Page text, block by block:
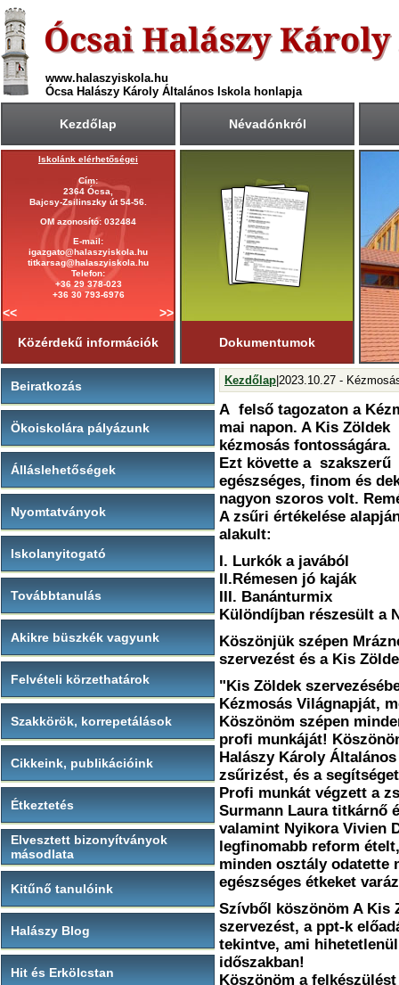
www.halaszyiskola.hu
Ócsa Halászy Károly Általános Iskola honlapja
Kezdőlap Névadónkról
Iskolánk elérhetőségei
Cím:
2364 Ócsa,
Bajcsy-Zsilinszky út 54-56.
OM azonosító: 032484
E-mail:
igazgato@halaszyiskola.hu
titkarsag@halaszyiskola.hu
Telefon:
+36 29 378-023
+36 30 793-6976
Első tanítási nap:
2025. szeptember 1. (hétfő)
Utolsó tanítási nap:
2026. június 19. (péntek)
Tanítási napok száma:
181 nap
Első félév
2026. január 23-igtart.
<< >>
Közérdekű információk Dokumentumok
Beiratkozás
Ökoiskolára pályázunk
Álláslehetőségek
Nyomtatványok
Iskolanyitogató
Továbbtanulás
Akikre büszkék vagyunk
Felvételi körzethatárok
Szakkörök, korrepetálások
Cikkeink, publikációink
Étkeztetés
Elvesztett bizonyítványok
másodlata
Kitűnő tanulóink
Halászy Blog
Hit és Erkölcstan
Kezdőlap |2023.10.27 -
A felső tagozaton a
mai napon. A Kis
kézmosás fontosságára.
Ezt követte a szakszerű
egészséges, finom és
nagyon szoros volt.
A zsűri értékelése
alakult:
I. Lurkók a javából
II.Rémesen jó kaják
III. Banánturmix
Különdíjban részesült a
Köszönjük szépen
szervezést és a Kis
"Kis Zöldek
Kézmosás Világnapját,
Köszönöm szépen
profi munkáját!
Halászy Károly
zsűrizést, és a
Profi munkát végzett a
Surmann Laura titkárnő
valamint Nyikora Vivien
legfinomabb reform
minden osztály odatette
egészséges étkeket
Szívből köszönöm A Kis
szervezést, a ppt-k
tekintve, ami
időszakban!
Köszönöm a